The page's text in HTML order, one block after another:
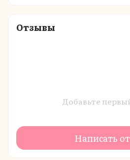
Отзывы
Добавьте
Написать